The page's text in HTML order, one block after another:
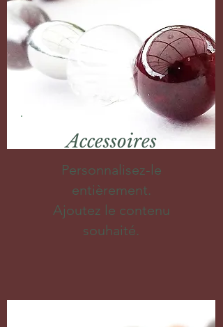
Accessoires
Personnalisez-le
entièrement.
Ajoutez le contenu
souhaité.